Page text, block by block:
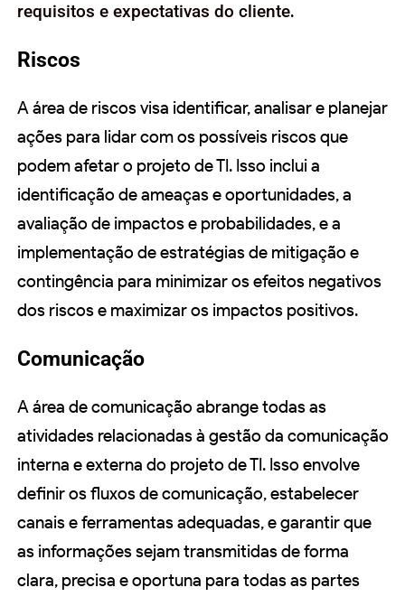
requisitos e expectativas do cliente.
Riscos
A área de riscos visa identificar, analisar e planejar
ações para lidar com os possíveis riscos que
podem afetar o projeto de TI. Isso inclui a
identificação de ameaças e oportunidades, a
avaliação de impactos e probabilidades, e a
implementação de estratégias de mitigação e
contingência para minimizar os efeitos negativos
dos riscos e maximizar os impactos positivos.
Comunicação
A área de comunicação abrange todas as
atividades relacionadas à gestão da comunicação
interna e externa do projeto de TI. Isso envolve
definir os fluxos de comunicação, estabelecer
canais e ferramentas adequadas, e garantir que
as informações sejam transmitidas de forma
clara, precisa e oportuna para todas as partes